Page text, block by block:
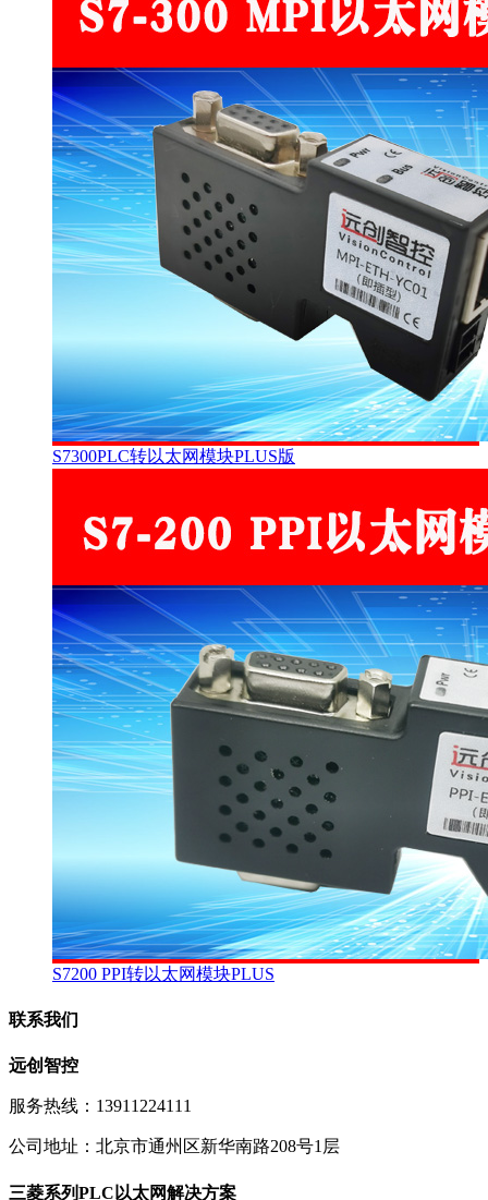
S7300PLC转以太网模块PLUS版
S7200 PPI转以太网模块PLUS
联系我们
远创智控
服务热线：13911224111
公司地址：北京市通州区新华南路208号1层
三菱系列PLC以太网解决方案